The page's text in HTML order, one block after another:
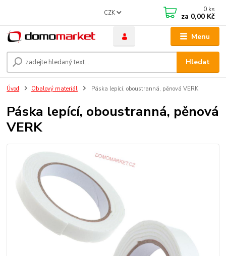
Menu
CZK
Hledat
0 ks
za 0,00 Kč
Úvod Obalový materiál Páska lepící, oboustranná, pěnová VERK
Páska lepící, oboustranná, pěnová
VERK